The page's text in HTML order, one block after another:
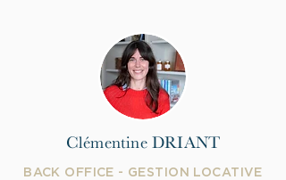
Clémentine DRIANT
BACK OFFICE - GESTION LOCATIVE